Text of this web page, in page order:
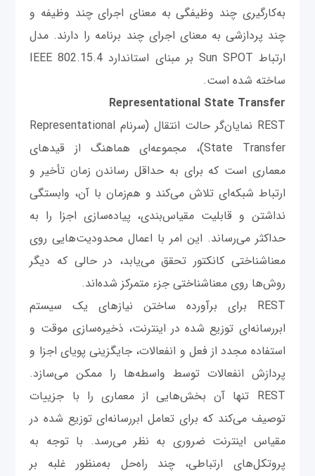
به‌کارگیری چند وظیفگی به معنای اجرای چند وظیفه و
چند پردازشی به معنای اجرای چند برنامه را دارند. مدل
ارتباط Sun SPOT بر مبنای استاندارد IEEE 802.15.4
ساخته شده است.
Representational State Transfer
REST نمایا‌ن‌گر حالت انتقال (سرنام Representational
State Transfer)، مجموعه‌ای هماهنگ از قیدهای
معماری است که برای به حداقل رساندن زمان تأخیر و
ارتباط شبکه‌ای تلاش می‌کند و هم‌زمان با آن، وابستگی
نداشتن و قابلیت مقیاس‌بندی، پیاده‌سازی اجزا را به
حداکثر می‌رساند. این امر با اعمال محدودیت‌هایی روی
معناشناختی کانکتور تحقق می‌یابد، در حالی که دیگر
روش‌ها روی معناشناختی جزء متمرکز شده‌اند.
REST برای برآورده ساختن نیازهای یک سیستم
ابررسانه‌ای توزیع شده در اینترنت، ذخیره‌سازی موقت و
استفاده مجدد از فعل و انفعالات، جایگزینی پویای اجزا و
پردازش انفعالات توسط واسطه‌ها را ممکن می‌سازد.
REST تنها آن بخش‌هایی از معماری را با جزییات
توصیف می‌کند که برای تعامل ابررسانه‌ای توزیع شده در
مقیاس اینترنت ضروری به‌ نظر می‌رسد. با توجه به
پروتکل‌های ارتباطی، چند راه‌حل به‌منظور غلبه بر